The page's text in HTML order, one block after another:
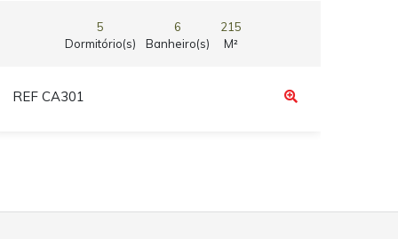
5
Dormitório(s)
6
Banheiro(s)
215
M²
REF CA301